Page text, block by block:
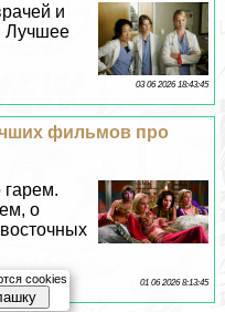
и
Лучшее
03 06 2026 18:43:45
фильмов про
о
01 06 2026 8:13:45
cookies